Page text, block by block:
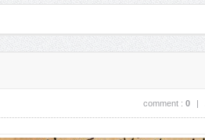
|
comment : 0